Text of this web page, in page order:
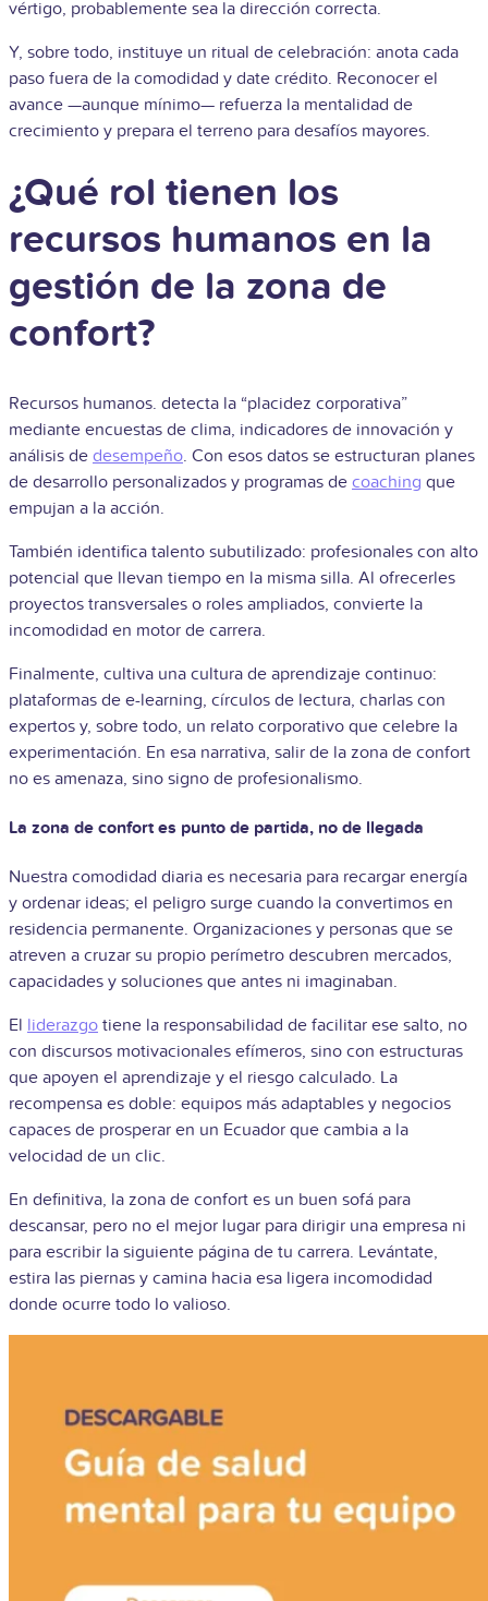
vértigo, probablemente sea la dirección correcta.
Y, sobre todo, instituye un ritual de celebración: anota cada
paso fuera de la comodidad y date crédito. Reconocer el
avance —aunque mínimo— refuerza la mentalidad de
crecimiento y prepara el terreno para desafíos mayores.
¿Qué rol tienen los
recursos humanos en la
gestión de la zona de
confort?
Recursos humanos. detecta la “placidez corporativa”
mediante encuestas de clima, indicadores de innovación y
análisis de desempeño. Con esos datos se estructuran planes
de desarrollo personalizados y programas de coaching que
empujan a la acción.
También identifica talento subutilizado: profesionales con alto
potencial que llevan tiempo en la misma silla. Al ofrecerles
proyectos transversales o roles ampliados, convierte la
incomodidad en motor de carrera.
Finalmente, cultiva una cultura de aprendizaje continuo:
plataformas de e-learning, círculos de lectura, charlas con
expertos y, sobre todo, un relato corporativo que celebre la
experimentación. En esa narrativa, salir de la zona de confort
no es amenaza, sino signo de profesionalismo.
La zona de confort es punto de partida, no de llegada
Nuestra comodidad diaria es necesaria para recargar energía
y ordenar ideas; el peligro surge cuando la convertimos en
residencia permanente. Organizaciones y personas que se
atreven a cruzar su propio perímetro descubren mercados,
capacidades y soluciones que antes ni imaginaban.
El liderazgo tiene la responsabilidad de facilitar ese salto, no
con discursos motivacionales efímeros, sino con estructuras
que apoyen el aprendizaje y el riesgo calculado. La
recompensa es doble: equipos más adaptables y negocios
capaces de prosperar en un Ecuador que cambia a la
velocidad de un clic.
En definitiva, la zona de confort es un buen sofá para
descansar, pero no el mejor lugar para dirigir una empresa ni
para escribir la siguiente página de tu carrera. Levántate,
estira las piernas y camina hacia esa ligera incomodidad
donde ocurre todo lo valioso.